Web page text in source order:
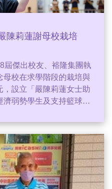
陳莉蓮謝母校栽培
屆傑出校友、裕隆集團執
母校在求學階段的栽培與
，設立「嚴陳莉蓮女士助
弱勢學生及支持籃球運
育教育立下指標性典範。